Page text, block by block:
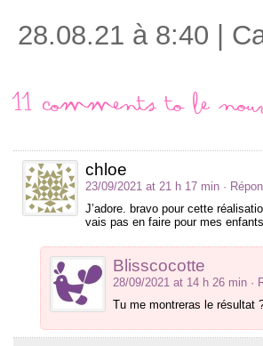
28.08.21 à 8:40 |
11 comments to Le
chloe
23/09/2021 at 21 h 17 min ·
J’adore. bravo pour cette
vais pas en faire pour mes
Blisscocotte
28/09/2021 at 14 h 26 min ·
Tu me montreras le résultat